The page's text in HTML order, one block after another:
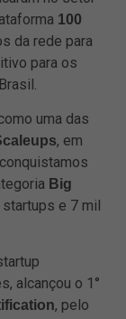
100
da rede para
para os
uma das
, em
Big
e 7 mil
alcançou o 1°
, pelo